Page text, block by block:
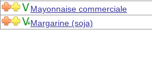
Mayonnaise commerciale
Margarine (soja)